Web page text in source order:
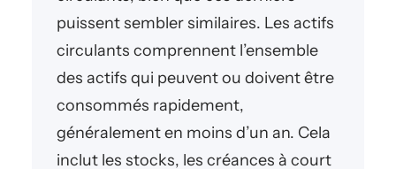
puissent sembler similaires. Les actifs
circulants comprennent l’ensemble
des actifs qui peuvent ou doivent être
consommés rapidement,
généralement en moins d’un an. Cela
inclut les stocks, les créances à court